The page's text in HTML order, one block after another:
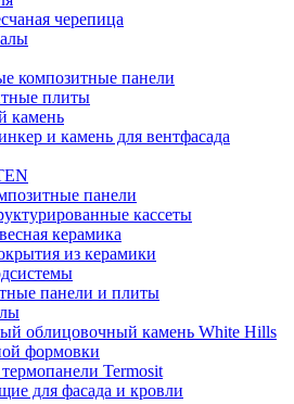
черепица
композитные панели
плиты
камень
и камень для вентфасада
панели
кассеты
керамика
из керамики
панели и плиты
облицовочный камень White Hills
формовки
Termosit
для фасада и кровли